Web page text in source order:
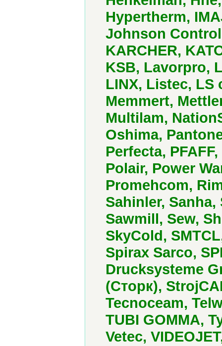
Hypertherm,
Johnson
KARCHER,
KSB, Lavorpro,
LINX, Listec, LS
Memmert,
Multilam,
Oshima,
Perfecta,
Polair, Power
Promehcom,
Sahinler, Sanha,
Sawmill, Sew,
SkyCold,
Spirax Sarco,
Drucksysteme
(Сторк),
Tecnoceam,
TUBI GOMMA,
Vetec,